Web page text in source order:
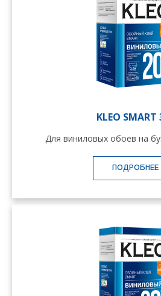
KLEO SMART
Для виниловых обоев на
ПОДРОБНЕЕ